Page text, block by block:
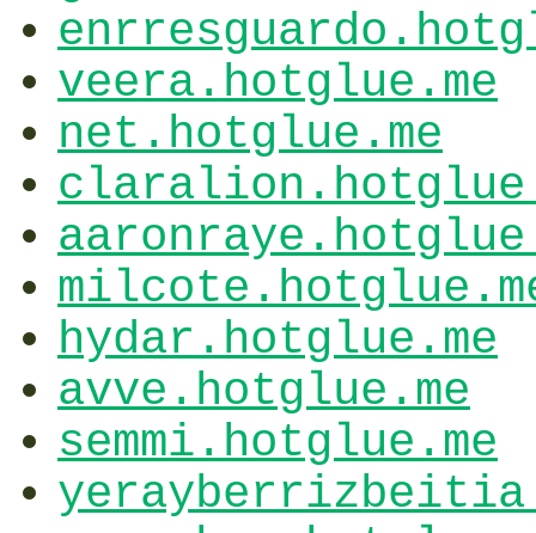
veera.hotglue.me
net.hotglue.me
hydar.hotglue.me
avve.hotglue.me
semmi.hotglue.me